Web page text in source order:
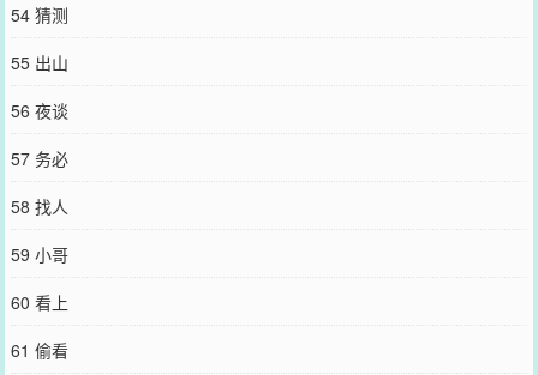
54 猜测
55 出山
56 夜谈
57 务必
58 找人
59 小哥
60 看上
61 偷看